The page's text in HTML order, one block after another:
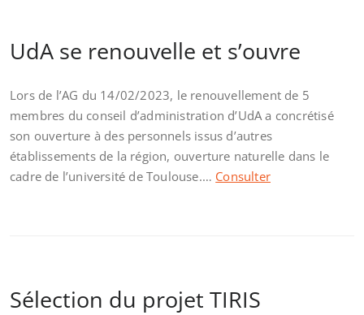
UdA se renouvelle et s’ouvre
Lors de l’AG du 14/02/2023, le renouvellement de 5
membres du conseil d’administration d’UdA a concrétisé
son ouverture à des personnels issus d’autres
établissements de la région, ouverture naturelle dans le
cadre de l’université de Toulouse.… Consulter
Sélection du projet TIRIS